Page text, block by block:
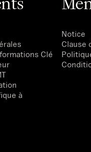
Clé
à
Notice
Clause